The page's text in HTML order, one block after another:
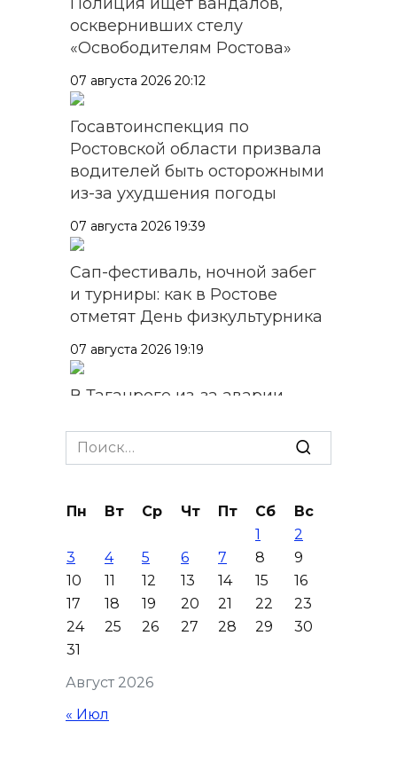
осквернивших стелу
«Освободителям Ростова»
07 августа 2026 20:12
Госавтоинспекция по
Ростовской области призвала
водителей быть осторожными
из-за ухудшения погоды
07 августа 2026 19:39
Сап-фестиваль, ночной забег
и турниры: как в Ростове
отметят День физкультурника
07 августа 2026 19:19
В Таганроге из-за аварии
улицах
В Ростовской области более
2000 жителей бесплатно
осваивают новые профессии
07 августа 2026 18:38
Бесплатные путевки для 17
области продолжается
оздоровительная кампания
Search
for:
Август 2026
Пн Вт Ср Чт Пт Сб
Вс
1
2
3
4 5 6 7 8
9
10
11 12 13 14 15
16
17
18 19 20 21 22
23
24
25 26 27 28 29
30
31
« Июл